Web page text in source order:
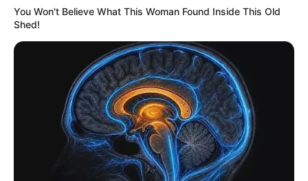
You Won't Believe What This Woman Found Inside This Old
Shed!